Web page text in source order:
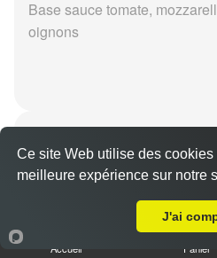
Base sauce tomate,
oignons
Dès 9.00 €
Base sauce poivre,
Accueil Panier
Ce site Web utilise des
meilleure expérience sur notre
J'ai